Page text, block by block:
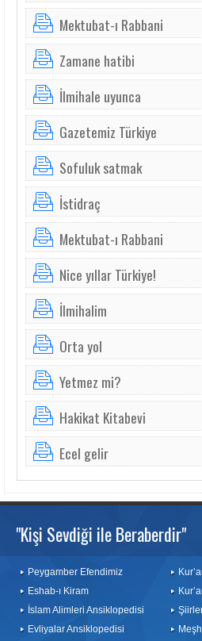
Mektubat-ı Rabbani
Zamane hatibi
İlmihale uyunca
Gazetemiz Türkiye
Sofuluk satmak
İstidraç
Mektubat-ı Rabbani
Nice yıllar Türkiye!
İlmihalim
Orta yol
Yetmez mi?
Hakikat Kitabevi
Ecel gelir
"Kişi Sevdiği ile Beraberdir"
Peygamber Efendimiz
Eshab-ı Kiram
İslam Alimleri Ansiklopedisi
Evliyalar Ansiklopedisi